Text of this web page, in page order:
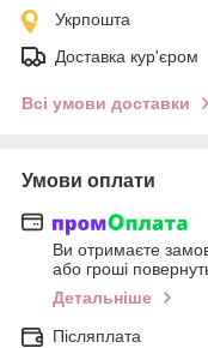
Укрпошта
Доставка кур'єром
Всі умови доставки
Умови оплати
Ви отримаєте
або гроші
Детальніше
Післяплата